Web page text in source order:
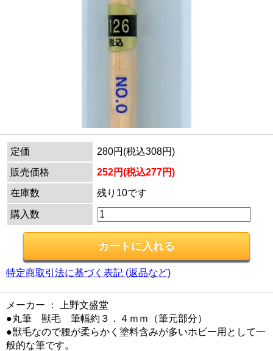
定価
280円(税込308円)
販売価格
252円(税込277円)
在庫数
残り10です
購入数
特定商取引法に基づく表記 (返品など)
メーカー ： 上野文盛堂
●丸筆 獣毛 筆幅約３．４ｍｍ（筆元部分）
●獣毛なので腰が柔らかく塗料含みが多いホビー用として一
般的な筆です。